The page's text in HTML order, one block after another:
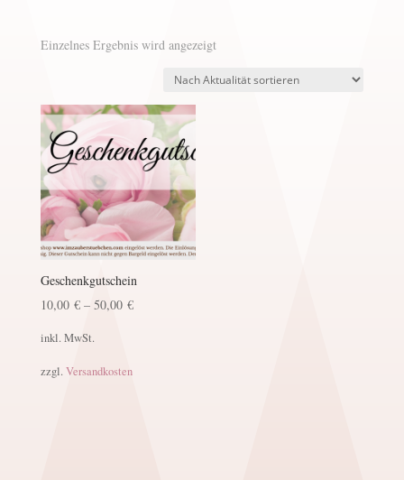
Einzelnes Ergebnis wird angezeigt
Geschenkgutschein
10,00 €– 50,00 €
inkl. MwSt.
zzgl. Versandkosten